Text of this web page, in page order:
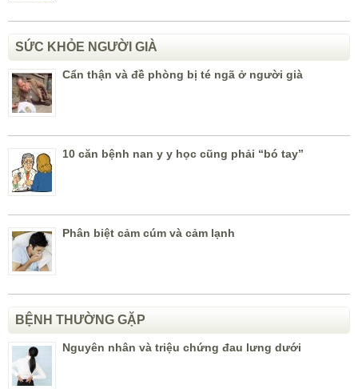
SỨC KHỎE NGƯỜI GIÀ
Cẩn thận và đề phòng bị té ngã ở người già
10 căn bệnh nan y y học cũng phải “bó tay”
Phân biệt cảm cúm và cảm lạnh
BỆNH THƯỜNG GẶP
Nguyên nhân và triệu chứng đau lưng dưới